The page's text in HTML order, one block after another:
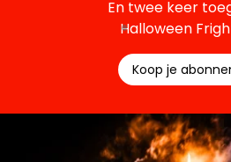
En twee keer
Halloween
Koop je